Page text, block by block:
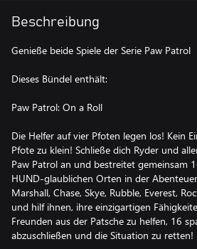
Beschreibung
Genieße beide Spiele der Serie Paw Patrol
Dieses Bündel enthält:
Paw Patrol: On a Roll
Die Helfer auf vier Pfoten legen los! Kein
Pfote zu klein! Schließe dich Ryder und
Paw Patrol an und bestreitet gemeinsam
HUND-glaublichen Orten in der
Marshall, Chase, Skye, Rubble, Everest,
und hilf ihnen, ihre einzigartigen
Freunden aus der Patsche zu helfen, 16
abzuschließen und die Situation zu retten!